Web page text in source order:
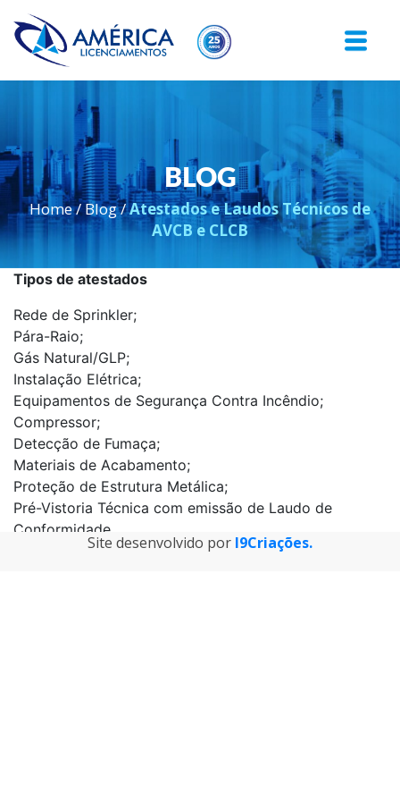
BLOG
Home/Blog/Atestados e Laudos Técnicos de
AVCB e CLCB
Tipos de atestados
Rede de Sprinkler;
Pára-Raio;
Gás Natural/GLP;
Instalação Elétrica;
Equipamentos de Segurança Contra Incêndio;
Compressor;
Detecção de Fumaça;
Materiais de Acabamento;
Proteção de Estrutura Metálica;
Pré-Vistoria Técnica com emissão de Laudo de
Conformidade.
Site desenvolvido por I9Criações.